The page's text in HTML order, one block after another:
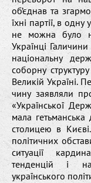
об’єднав та
їхні партії, в
не можна було
Українці
національну
соборну
Великій Україні.
чину заявляли
«Української
мала
столицею в
політичних
ситуації
тенденцій і
українського